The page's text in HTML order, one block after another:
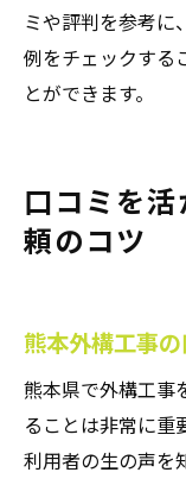
ミや評判を参考に
例をチェックする
とができます。
口コミを
頼のコツ
熊本外構工事
熊本県で外構工事
ることは非常に重
利用者の生の声を